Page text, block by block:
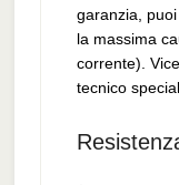
garanzia,
la massima
corrente).
tecnico